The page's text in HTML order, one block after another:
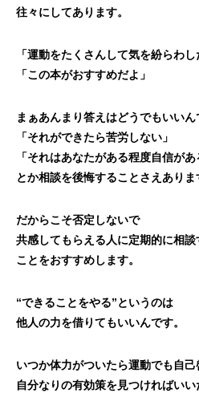
往々にしてあります。
「運動をたくさんして気を紛らわし
「この本がおすすめだよ」
まぁあんまり答えはどうでもいいん
「それができたら苦労しない」
「それはあなたがある程度自信があ
とか相談を後悔することさえありま
だからこそ否定しないで
共感してもらえる人に定期的に相談
ことをおすすめします。
“できることをやる”というのは
他人の力を借りてもいいんです。
いつか体力がついたら運動でも自
自分なりの有効策を見つければいい